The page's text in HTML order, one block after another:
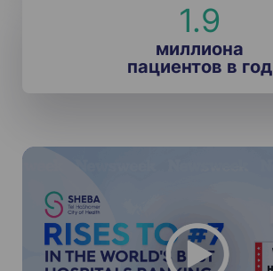
1.9
миллиона
пациентов в год